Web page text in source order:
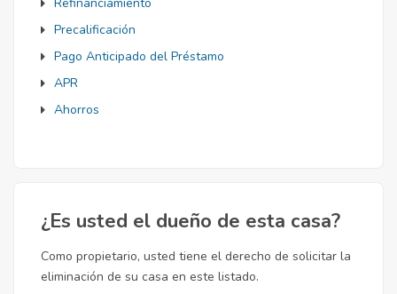
Precalificación
Pago Anticipado del Préstamo
APR
Ahorros
¿Es usted el dueño de esta casa?
Como propietario, usted tiene el derecho de solicitar la
eliminación de su casa en este listado.